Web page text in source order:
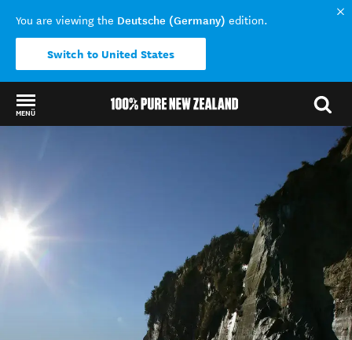
You are viewing the Deutsche (Germany) edition.
Switch to United States
MENÜ